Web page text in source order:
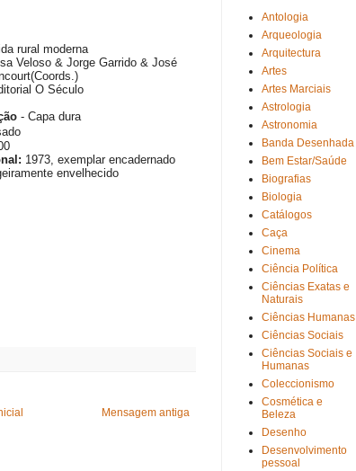
rural moderna
Veloso & Jorge Garrido & José
O Século
- Capa dura
: 1973, exemplar encadernado
envelhecido
Mensagem antiga
Antologia
Arqueologia
Arquitectura
Artes
Artes Marciais
Astrologia
Astronomia
Banda Desenhada
Bem Estar/Saúde
Biografias
Biologia
Catálogos
Caça
Cinema
Ciência Política
Ciências Exatas e
Naturais
Ciências Humanas
Ciências Sociais
Ciências Sociais e
Humanas
Coleccionismo
Cosmética e
Beleza
Desenho
Desenvolvimento
pessoal